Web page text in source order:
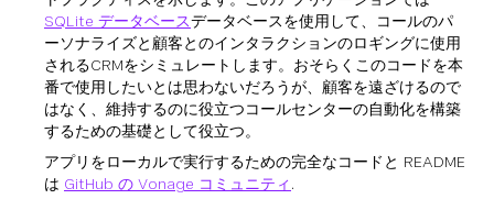
SQLite データベースデータベースを使用して、コールのパ
ーソナライズと顧客とのインタラクションのロギングに使用
されるCRMをシミュレートします。おそらくこのコードを本
番で使用したいとは思わないだろうが、顧客を遠ざけるので
はなく、維持するのに役立つコールセンターの自動化を構築
するための基礎として役立つ。
アプリをローカルで実行するための完全なコードと README
は GitHub の Vonage コミュニティ .